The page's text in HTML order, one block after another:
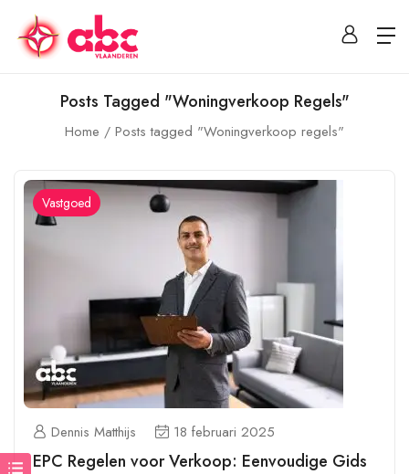
Posts Tagged "Woningverkoop Regels"
Home Posts tagged "Woningverkoop regels"
Vastgoed
Dennis Matthijs 18 februari 2025
EPC Regelen voor Verkoop: Eenvoudige Gids